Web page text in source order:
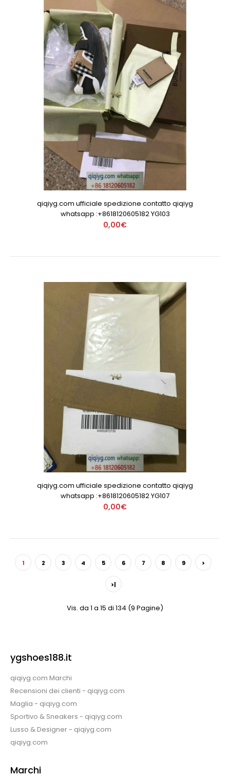
qiqiyg.com ufficiale spedizione contatto qiqiyg
whatsapp :+8618120605182 YG103
0,00€
qiqiyg.com ufficiale spedizione contatto qiqiyg
whatsapp :+8618120605182 YG107
0,00€
1 2 3 4 5 6 7 8 9 >
>|
Vis. da 1 a 15 di 134 (9 Pagine)
ygshoes188.it
qiqiyg.com Marchi
Recensioni dei clienti - qiqiyg.com
Maglia - qiqiyg.com
Sportivo & Sneakers - qiqiyg.com
Lusso & Designer - qiqiyg.com
qiqiyg.com
Marchi